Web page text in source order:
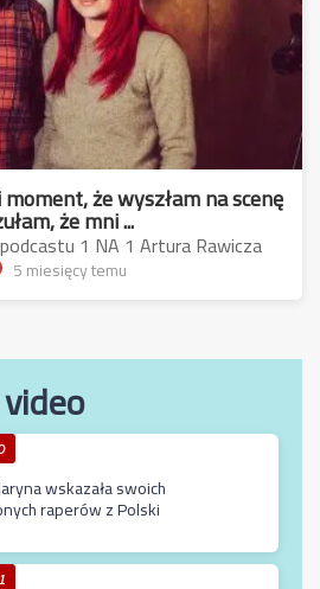
że wyszłam na scenę
że mni ...
1 NA 1 Artura Rawicza
5 miesięcy temu
video
wskazała swoich
raperów z Polski